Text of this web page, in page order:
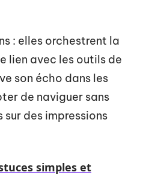
: elles orchestrent la
lien avec les outils de
son écho dans les
de naviguer sans
des impressions
simples et